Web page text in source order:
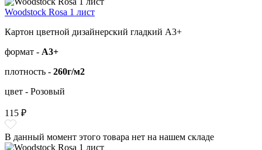
Woodstock Rosa 1 лист
Картон цветной дизайнерский гладкий А3+
формат - А3+
плотность - 260г/м2
цвет - Розовый
115 ₽
В данный момент этого товара нет на нашем складе